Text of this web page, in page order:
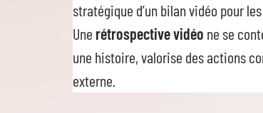
stratégique d’un bilan vidéo pour
Une rétrospective vidéo ne se
une histoire, valorise des actions
externe.